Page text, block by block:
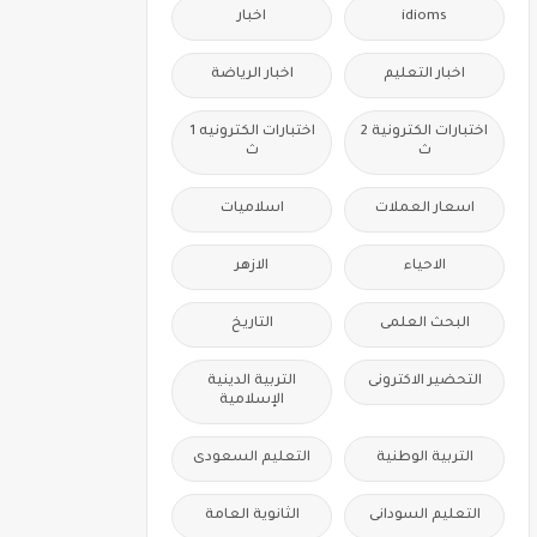
idioms اخبار
اخبار التعليم اخبار الرياضة
اختبارات الكترونية 2
ث
اختبارات الكترونيه 1
ث
اسعار العملات اسلاميات
الاحياء الازهر
البحث العلمى التاريخ
التحضير الاكترونى
التربية الدينية
الإسلامية
التربية الوطنية التعليم السعودى
التعليم السودانى الثانوية العامة